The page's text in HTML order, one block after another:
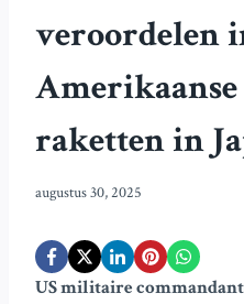
veroordelen
Amerikaanse
raketten in
augustus 30, 2025
US militaire